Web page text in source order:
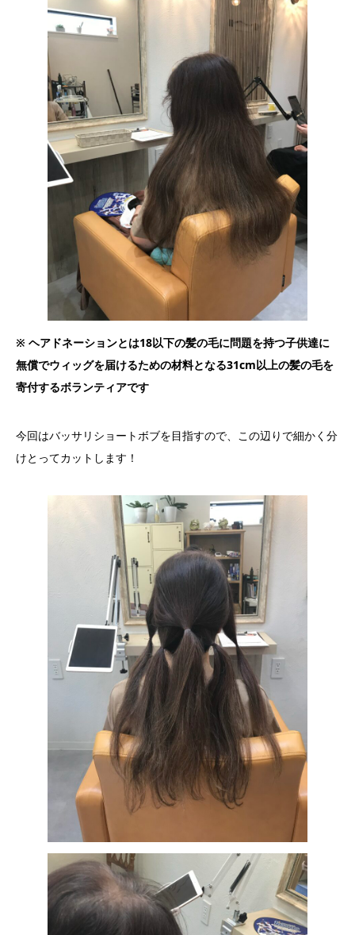
※ ヘアドネーションとは18以下の髪の毛に問題を持つ子供達に
無償でウィッグを届けるための材料となる31cm以上の髪の毛を
寄付するボランティアです
今回はバッサリショートボブを目指すので、この辺りで細かく分
けとってカットします！